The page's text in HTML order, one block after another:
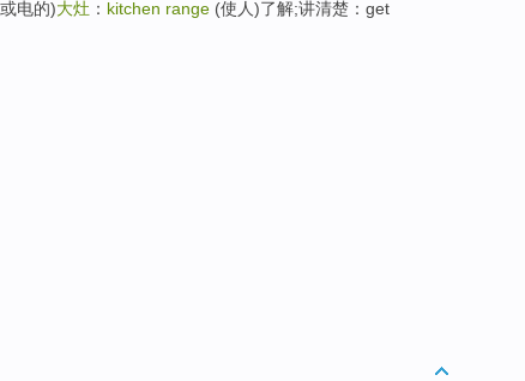
电的)大灶 ： kitchen range (使人)了解;讲清楚：get